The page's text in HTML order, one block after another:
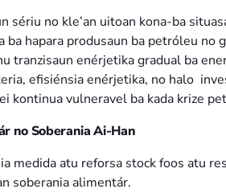
sériu no kle’an uitoan kona-ba
ba hapara produsaun ba petróleu no
tranzisaun enérjetika gradual ba
efisiénsia enérjetika, no halo
kontinua vulneravel ba kada krize
no Soberania Ai-Han
medida atu reforsa stock foos atu
soberania alimentár.